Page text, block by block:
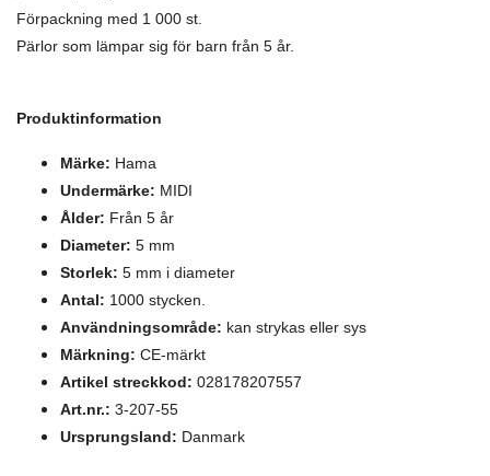
Förpackning med 1 000 st.
Pärlor som lämpar sig för barn från 5 år.
Produktinformation
Märke: Hama
Undermärke: MIDI
Ålder: Från 5 år
Diameter: 5 mm
Storlek: 5 mm i diameter
Antal: 1000 stycken.
Användningsområde: kan strykas eller sys
Märkning: CE-märkt
Artikel streckkod: 028178207557
Art.nr.: 3-207-55
Ursprungsland: Danmark